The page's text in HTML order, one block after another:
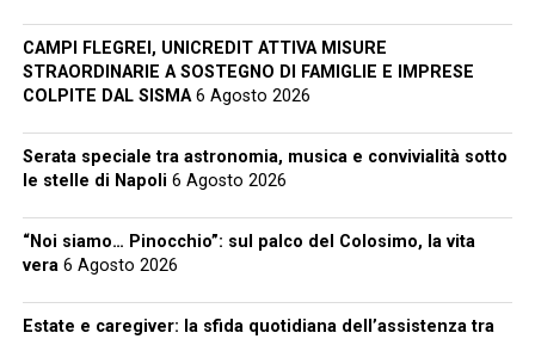
CAMPI FLEGREI, UNICREDIT ATTIVA MISURE
STRAORDINARIE A SOSTEGNO DI FAMIGLIE E IMPRESE
COLPITE DAL SISMA 6 Agosto 2026
Serata speciale tra astronomia, musica e convivialità sotto
le stelle di Napoli 6 Agosto 2026
“Noi siamo… Pinocchio”: sul palco del Colosimo, la vita
vera 6 Agosto 2026
Estate e caregiver: la sfida quotidiana dell’assistenza tra